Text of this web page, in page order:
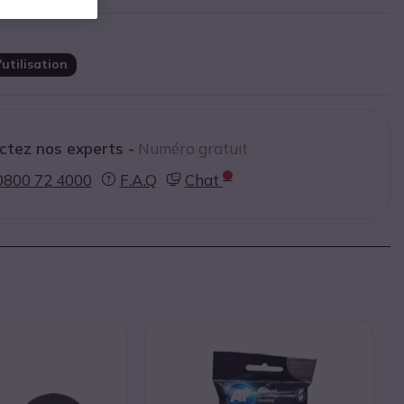
nos experts - Numéro gratuit
72 4000
F.A.Q Chat